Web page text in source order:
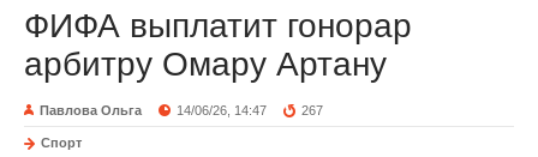
ФИФА выплатит гонорар
арбитру Омару Артану
Павлова Ольга 14/06/26, 14:47 267
Спорт